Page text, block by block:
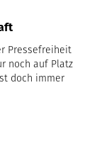
Pressefreiheit
noch auf Platz
doch immer